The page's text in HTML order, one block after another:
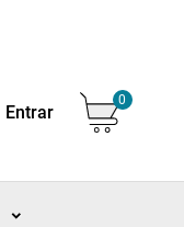
Entrar
0